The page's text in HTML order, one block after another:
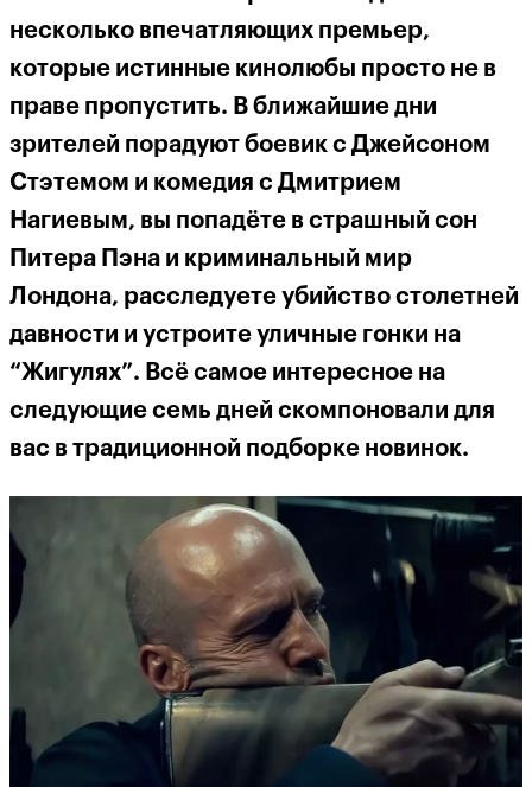
несколько впечатляющих премьер,
которые истинные кинолюбы просто не в
праве пропустить. В ближайшие дни
зрителей порадуют боевик с Джейсоном
Стэтемом и комедия с Дмитрием
Нагиевым, вы попадёте в страшный сон
Питера Пэна и криминальный мир
Лондона, расследуете убийство столетней
давности и устроите уличные гонки на
“Жигулях”. Всё самое интересное на
следующие семь дней скомпоновали для
вас в традиционной подборке новинок.